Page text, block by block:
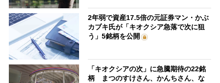
2年弱で資産17.5倍の元証券マン・かぶ
カブキ氏が「キオクシア急落で次に狙
う」5銘柄を公開
「キオクシアの次」に急騰期待の22銘
柄 まつのすけさん、かんちさん、な